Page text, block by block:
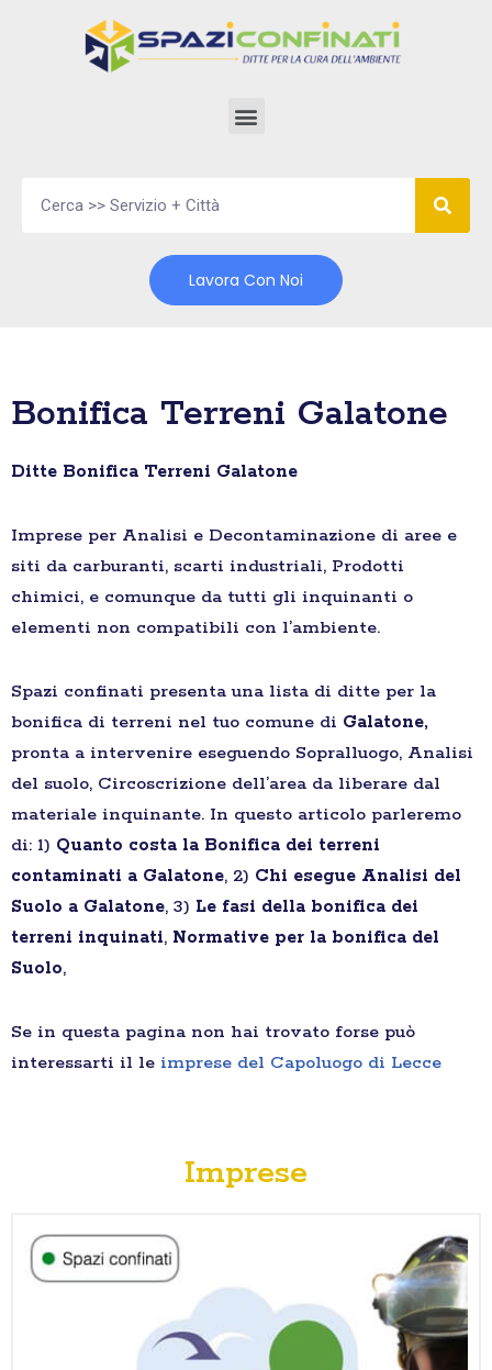
Lavora Con Noi
Bonifica Terreni Galatone
Ditte Bonifica Terreni Galatone
Imprese per Analisi e Decontaminazione di aree e
siti da carburanti, scarti industriali, Prodotti
chimici, e comunque da tutti gli inquinanti o
elementi non compatibili con l’ambiente.
Spazi confinati presenta una lista di ditte per la
bonifica di terreni nel tuo comune di Galatone,
pronta a intervenire eseguendo Sopralluogo, Analisi
del suolo, Circoscrizione dell’area da liberare dal
materiale inquinante. In questo articolo parleremo
di: 1) Quanto costa la Bonifica dei terreni
contaminati a Galatone, 2) Chi esegue Analisi del
Suolo a Galatone, 3) Le fasi della bonifica dei
terreni inquinati, Normative per la bonifica del
Suolo,
Se in questa pagina non hai trovato forse può
interessarti il le imprese del Capoluogo di Lecce
Imprese